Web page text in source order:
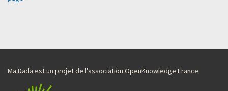
Ma Dada est un projet de l'association OpenKnowledge France